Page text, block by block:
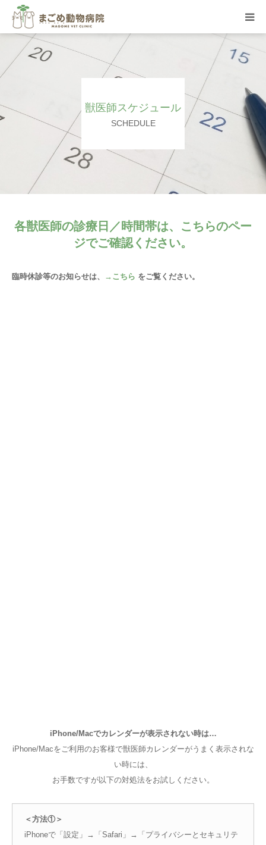
獣医師スケジュール
SCHEDULE
各獣医師の診療日／時間帯は、こちらのペー
ジでご確認ください。
臨時休診等のお知らせは、 →こちら をご覧ください。
iPhone/Macでカレンダーが表示されない時は…
iPhone/Macをご利用のお客様で獣医師カレンダーがうまく表示されな
い時には、
お手数ですが以下の対処法をお試しください。
＜方法①＞
iPhoneで「設定」→「Safari」→「プライバシーとセキュリテ
総合案内
トリミング
スタッフ紹介
お問合せ